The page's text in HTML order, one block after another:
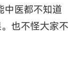
中医都不知道
也不怪大家不